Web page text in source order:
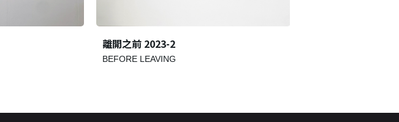
離開之前 2023-2
BEFORE LEAVING